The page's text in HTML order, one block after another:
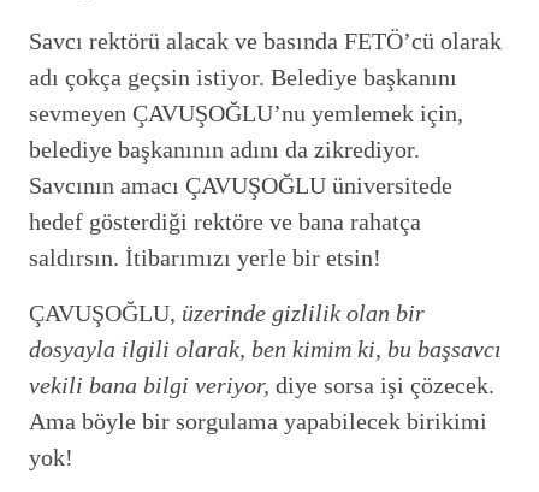
Savcı rektörü alacak ve basında FETÖ’cü olarak
adı çokça geçsin istiyor. Belediye başkanını
sevmeyen ÇAVUŞOĞLU’nu yemlemek için,
belediye başkanının adını da zikrediyor.
Savcının amacı ÇAVUŞOĞLU üniversitede
hedef gösterdiği rektöre ve bana rahatça
saldırsın. İtibarımızı yerle bir etsin!
ÇAVUŞOĞLU, üzerinde gizlilik olan bir
dosyayla ilgili olarak, ben kimim ki, bu başsavcı
vekili bana bilgi veriyor, diye sorsa işi çözecek.
Ama böyle bir sorgulama yapabilecek birikimi
yok!